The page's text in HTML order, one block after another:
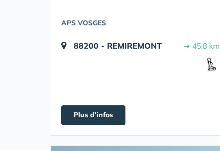
APS VOSGES
88200 - REMIREMONT ➔ 45.8 km
Plus d'infos